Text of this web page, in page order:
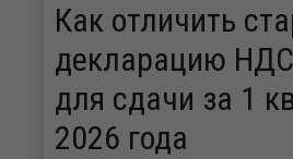
Как отличить
декларацию НДС
для сдачи за 1
2026 года